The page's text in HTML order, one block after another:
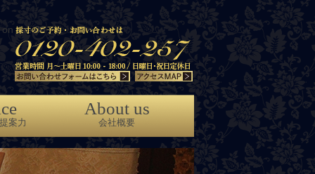
on line86
案力
About us
会社概要